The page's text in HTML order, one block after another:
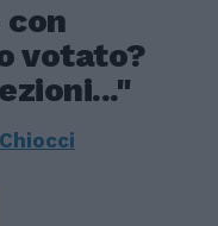
votato?